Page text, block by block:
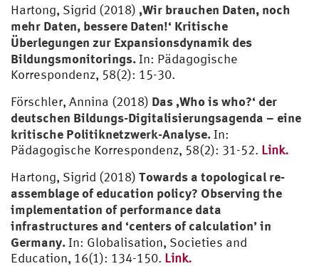
Hartong, Sigrid (2018) ‚Wir brauchen Daten, noch
mehr Daten, bessere Daten!‘ Kritische
Überlegungen zur Expansionsdynamik des
Bildungsmonitorings.In: Pädagogische
Korrespondenz, 58(2): 15-30.
Förschler, Annina (2018) Das ‚Who is who?‘ der
deutschen Bildungs-Digitalisierungsagenda – eine
kritische Politiknetzwerk-Analyse.In:
Pädagogische Korrespondenz, 58(2): 31-52. Link.
Hartong, Sigrid (2018) Towards a topological re-
assemblage of education policy? Observing the
implementation of performance data
infrastructures and ‘centers of calculation’ in
Germany.In: Globalisation, Societies and
Education, 16(1): 134-150. Link.